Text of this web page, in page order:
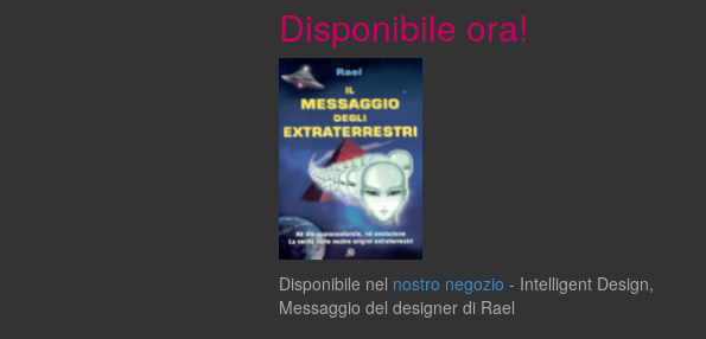
Disponibile ora!
Disponibile nel nostro negozio - Intelligent Design,
Messaggio del designer di Rael